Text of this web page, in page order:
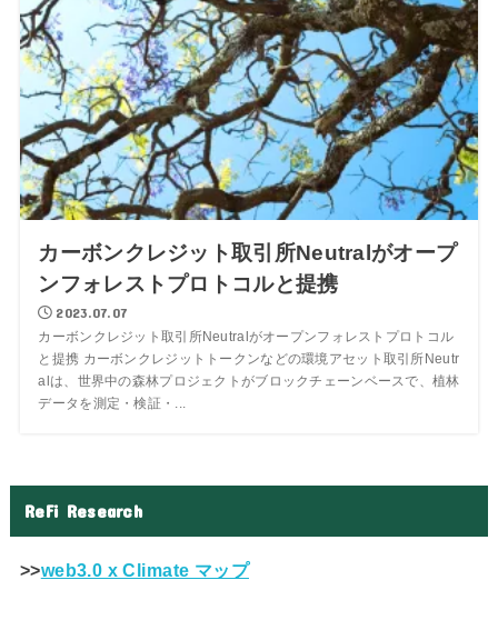
カーボンクレジット取引所Neutralがオープ
ンフォレストプロトコルと提携
2023.07.07
カーボンクレジット取引所Neutralがオープンフォレストプロトコル
と提携 カーボンクレジットトークンなどの環境アセット取引所Neutr
alは、世界中の森林プロジェクトがブロックチェーンベースで、植林
データを測定・検証・...
ReFi Research
>>web3.0 x Climate マップ